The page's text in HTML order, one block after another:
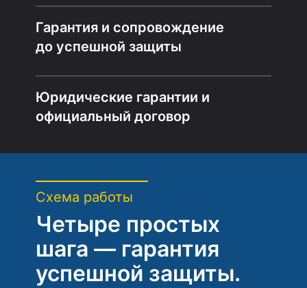
Гарантия и сопровождение
до успешной защиты
Юридические гарантии и
официальный договор
Схема работы
Четыре простых
шага — гарантия
успешной защиты.